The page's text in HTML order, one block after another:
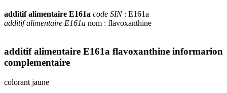
additif alimentaire E161a code SIN: E161a
additif alimentaire E161a nom : flavoxanthine
additif alimentaire E161a flavoxanthine informarion
complementaire
colorant jaune